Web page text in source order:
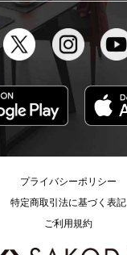
プライバシーポリシー
特定商取引法に基づく表記
ご利用規約